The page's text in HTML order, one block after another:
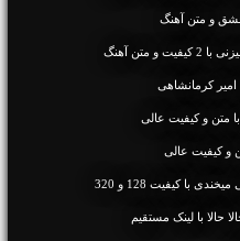
و متن آهنگ
آهنگ
کرمانشاهی
متن و کیفیت عالی
و کیفیت عالی
با کیفیت 128 و 320
حالا با لینک مستقیم